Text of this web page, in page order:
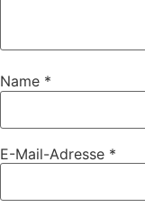
Name *
E-Mail-Adresse *